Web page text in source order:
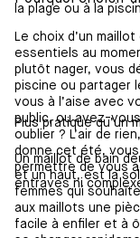
la plage ou à la
Le choix d’un
essentiels au
plutôt nager, vous
piscine ou partager
vous à l’aise avec
public, ou avez-
oublier ? L’air de
donne cet été,
permettre de vous
entraves ni
Plus pratique qu’un
Un maillot de bain
et un haut, est la
femmes qui
aux maillots une
facile à enfiler et à